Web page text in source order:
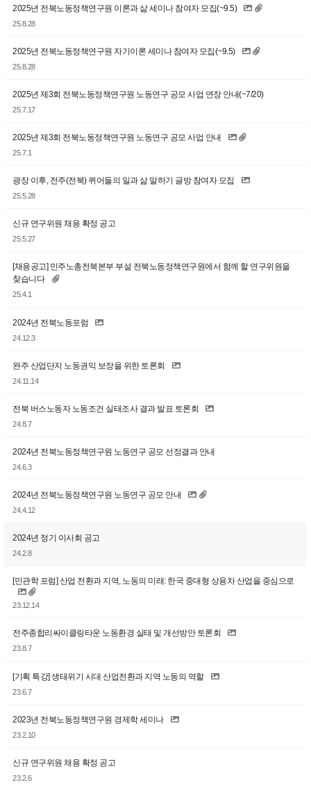
2025년 전북노동정책연구원 이론과 삶 세미나 참여자 모집(~9.5)
25.8.28
2025년 전북노동정책연구원 자기이론 세미나 참여자 모집(~9.5)
25.8.28
2025년 제3회 전북노동정책연구원 노동연구 공모 사업 연장 안내(~7/20)
25.7.17
2025년 제3회 전북노동정책연구원 노동연구 공모 사업 안내
25.7.1
광장 이후, 전주(전북) 퀴어들의 일과 삶 말하기 글방 참여자 모집
25.5.28
신규 연구위원 채용 확정 공고
25.5.27
[채용공고] 민주노총전북본부 부설 전북노동정책연구원에서 함께 할 연구위원을
찾습니다
25.4.1
2024년 전북노동포럼
24.12.3
완주 산업단지 노동권익 보장을 위한 토론회
24.11.14
전북 버스노동자 노동조건 실태조사 결과 발표 토론회
24.8.7
2024년 전북노동정책연구원 노동연구 공모 선정결과 안내
24.6.3
2024년 전북노동정책연구원 노동연구 공모 안내
24.4.12
2024년 정기 이사회 공고
24.2.8
[민관학 포럼] 산업 전환과 지역, 노동의 미래: 한국 중대형 상용차 산업을 중심으로
23.12.14
전주종합리싸이클링타운 노동환경 실태 및 개선방안 토론회
23.8.7
[기획 특강] 생태위기 시대 산업전환과 지역 노동의 역할
23.6.7
2023년 전북노동정책연구원 경제학 세미나
23.2.10
신규 연구위원 채용 확정 공고
23.2.6